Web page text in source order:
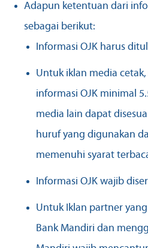
Adapun ketentuan dari
sebagai berikut:
Informasi OJK harus
Untuk iklan media
informasi OJK minimal
media lain dapat
huruf yang digunakan
memenuhi syarat
Informasi OJK wajib
Untuk Iklan partner
Bank Mandiri dan